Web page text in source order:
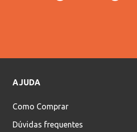
AJUDA
Como Comprar
Dúvidas frequentes